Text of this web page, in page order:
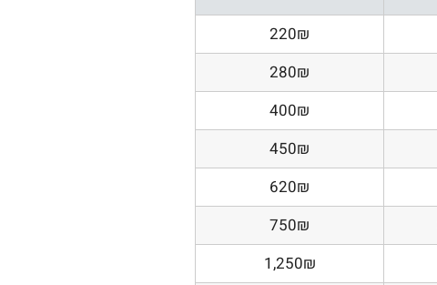
220₪
280₪
400₪
450₪
620₪
750₪
1,250₪